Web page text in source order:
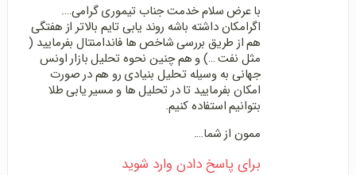
با عرض سلام خدمت جناب تیموری گرامی….
اگرامکان داشته باشه روند یابی تایم بالاتر از هفتگی
هم از طریق بررسی شاخص ها فاندامنتال بفرمایید (
مثل نفت …) و هم چنین نحوه تحلیل بازار اونس
جهانی به وسیله تحلیل بنیادی رو هم در صورت
امکان بفرمایید تا در تحلیل ها و مسیر یابی طلا
بتوانیم استفاده کنیم.
ممون از شما….
برای پاسخ دادن وارد شوید